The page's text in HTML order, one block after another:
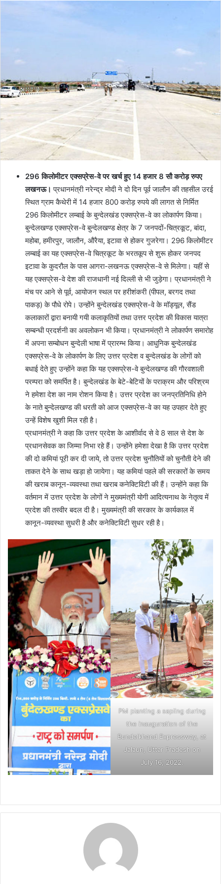
296 किलोमीटर एक्सप्रेस-वे पर खर्च हुए 14 हजार 8 सौ करोड़ रुपए
लखनऊ। प्रधानमंत्री नरेन्द्र मोदी ने दो दिन पूर्व जालौन की तहसील उरई
स्थित ग्राम कैथेरी में 14 हजार 800 करोड़ रुपये की लागत से निर्मित
296 किलोमीटर लम्बाई के बुन्देलखंड एक्सप्रेस-वे का लोकार्पण किया।
बुन्देलखण्ड एक्सप्रेस-वे बुन्देलखण्ड क्षेत्र के 7 जनपदों-चित्रकूट, बांदा,
महोबा, हमीरपुर, जालौन, औरैया, इटावा से होकर गुजरेगा। 296 किलोमीटर
लम्बाई का यह एक्सप्रेस-वे चित्रकूट के भरतकूप से शुरू होकर जनपद
इटावा के कुदरौल के पास आगरा-लखनऊ एक्सप्रेस-वे से मिलेगा। यहीं से
यह एक्सप्रेस-वे देश की राजधानी नई दिल्ली से भी जुड़ेगा। प्रधानमंत्री ने
मंच पर आने से पूर्व, आयोजन स्थल पर हरीशंकरी (पीपल, बरगद तथा
पाकड़) के पौधे रोपे। उन्होंने बुन्देलखंड एक्सप्रेस-वे के मॉड्यूल, सैंड
कलाकारों द्वारा बनायी गयी कलाकृतियों तथा उत्तर प्रदेश की विकास यात्रा
सम्बन्धी प्रदर्शनी का अवलोकन भी किया। प्रधानमंत्री ने लोकार्पण समारोह
में अपना सम्बोधन बुन्देली भाषा में प्रारम्भ किया। आधुनिक बुन्देलखंड
एक्सप्रेस-वे के लोकार्पण के लिए उत्तर प्रदेश व बुन्देलखंड के लोगों को
बधाई देते हुए उन्होंने कहा कि यह एक्सप्रेस-वे बुन्देलखण्ड की गौरवशाली
परम्परा को समर्पित है। बुन्देलखंड के बेटे-बेटियों के पराक्रम और परिश्रम
ने हमेशा देश का नाम रोशन किया है। उत्तर प्रदेश का जनप्रतिनिधि होने
के नाते बुन्देलखण्ड की धरती को आज एक्सप्रेस-वे का यह उपहार देते हुए
उन्हें विशेष खुशी मिल रही है।
प्रधानमंत्री ने कहा कि उत्तर प्रदेश के आशीर्वाद से वे 8 साल से देश के
प्रधानसेवक का जिम्मा निभा रहे हैं। उन्होंने हमेशा देखा है कि उत्तर प्रदेश
की दो कमियां पूरी कर दी जाये, तो उत्तर प्रदेश चुनौतियों को चुनौती देने की
ताकत देने के साथ खड़ा हो जायेगा। यह कमियां पहले की सरकारों के समय
की खराब कानून-व्यवस्था तथा खराब कनेक्टिविटी की हैं। उन्होंने कहा कि
वर्तमान में उत्तर प्रदेश के लोगों ने मुख्यमंत्री योगी आदित्यनाथ के नेतृत्व में
प्रदेश की तस्वीर बदल दी है। मुख्यमंत्री की सरकार के कार्यकाल में
कानून-व्यवस्था सुधरी है और कनेक्टिविटी सुधर रही है।
PM planting a sapling during
the inauguration of the
Bundelkhand Expressway, at
Jalaun, Uttar Pradesh on
July 16, 2022.